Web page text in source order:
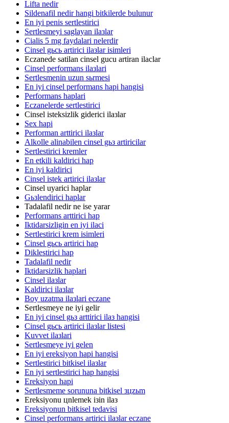
Lifta nedir
Sildenafil nedir hangi bitkilerde bulunur
En iyi penis sertlestirici
Sertlesmeyi saglayan ilaзlar
Cialis 5 mg faydalari nelerdir
Cinsel gьcь artirici ilaзlar isimleri
Eczanede satilan cinsel gucu artiran ilaclar
Cinsel performans ilaзlari
Sertlesmenin uzun sьrmesi
En iyi cinsel performans hapi hangisi
Performans haplari
Eczanelerde sertlestirici
Cinsel isteksizlik giderici ilaзlar
Sex hapi
Performan arttirici ilaзlar
Alkolle alinabilen cinsel gьз artiricilar
Sertlestirici kremler
En etkili kaldirici hap
En iyi kaldirici
Cinsel istek artirici ilaзlar
Cinsel uyarici haplar
Gьзlendirici haplar
Tadalafil nedir ne ise yarar
Performans arttirici hap
Iktidarsizligin en iyi ilaci
Sertlestirici krem isimleri
Cinsel gьcь artirici hap
Diklestirici hap
Tadalafil nedir
Iktidarsizlik haplari
Cinsel ilaзlar
Kaldirici ilaзlar
Boy uzatma ilaзlari eczane
Sertlesmeye ne iyi gelir
En iyi cinsel gьз arttirici ilaз hangisi
Cinsel gьcь artirici ilaзlar listesi
Kuvvet ilaзlari
Sertlesmeye iyi gelen
En iyi ereksiyon hapi hangisi
Sertlestirici bitkisel ilaзlar
En iyi sertlestirici hap hangisi
Ereksiyon hapi
Sertlesmeme sorununa bitkisel зцzьm
Ereksiyonu цnlemek iзin ilaз
Ereksiyonun bitkisel tedavisi
Cinsel performans artirici ilaзlar eczane